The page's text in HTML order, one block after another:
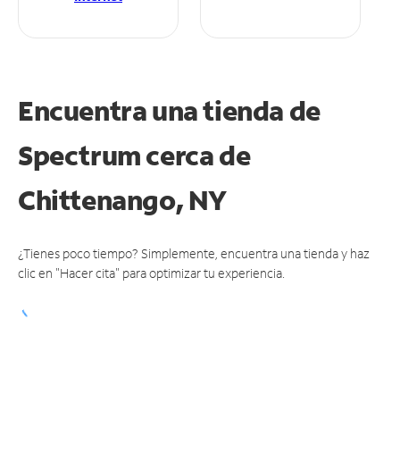
Encuentra una tienda de
Spectrumcerca de
Chittenango, NY
¿Tienes poco tiempo? Simplemente, encuentra una tienda y haz
clic en "Hacer cita" para optimizar tu experiencia.